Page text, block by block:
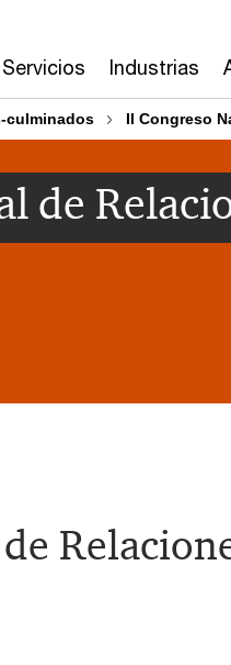
Servicios Industrias
culminados II Congreso
de